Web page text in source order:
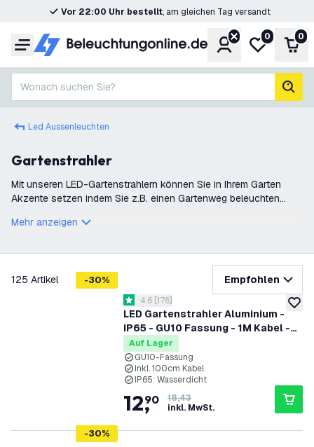
Vor 22:00 Uhr bestellt, am gleichen Tag versandt
Menü KontoMeine
0 0
Wonach suchen Sie?
Led Aussenleuchten
Gartenstrahler
Mit unseren LED-Gartenstrahlern können Sie in Ihrem Garten
Akzente setzen indem Sie z.B. einen Gartenweg beleuchten
plazieren.
Mehr anzeigen
125 Artikel Empfohlen
zur
-30%
LED Gartenstrahler Aluminium -
IP65 - GU10 Fassung - 1M Kabel -
Schwarz
Bewertungsbereich öffnen
4.6 Bewertungssterne
4.6 [176]
Auf Lager
GU10-Fassung
Inkl. 100cm Kabel
IP65: Wasserdicht
12,
90
18,43
inkl. MwSt.
-30%
Filter